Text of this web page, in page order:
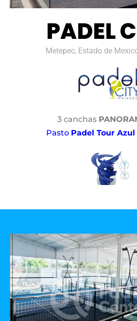
PADEL
Metepec, Estado de
3 canchas
Pasto Padel Tour Azul